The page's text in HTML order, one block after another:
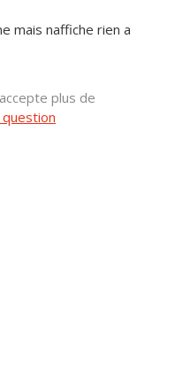
mais naffiche rien a
plus de